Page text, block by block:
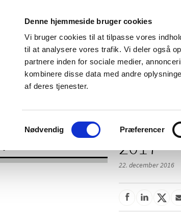
Denne hjemmeside bruger cookies
Vi bruger cookies til at tilpasse vores
til at analysere vores trafik. Vi deler også
partnere inden for sociale medier,
kombinere disse data med andre
af deres tjenester.
Samtykkevalg
Nødvendig Præferencer
Godkendelse og
Bivirkninger og
produktinformation
2017
22. december 2016